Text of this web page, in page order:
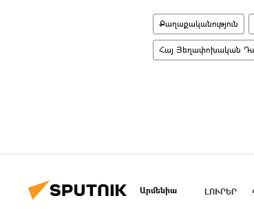
Քաղաքականություն
Հայ Յեղափոխական
Արմենիա ԼՈՒՐԵՐ